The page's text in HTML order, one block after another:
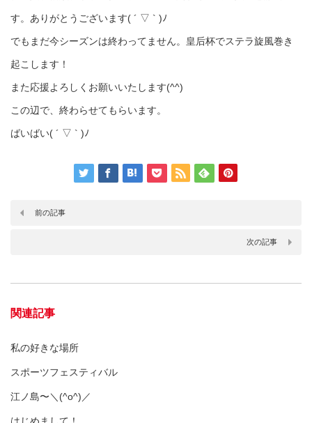
す。ありがとうございます( ´ ▽ ` )ﾉ
でもまだ今シーズンは終わってません。皇后杯でステラ旋風巻き
起こします！
また応援よろしくお願いいたします(^^)
この辺で、終わらせてもらいます。
ばいばい( ´ ▽ ` )ﾉ
前の記事
次の記事
関連記事
私の好きな場所
スポーツフェスティバル
江ノ島〜＼(^o^)／